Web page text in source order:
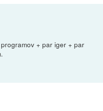
+ par iger + par